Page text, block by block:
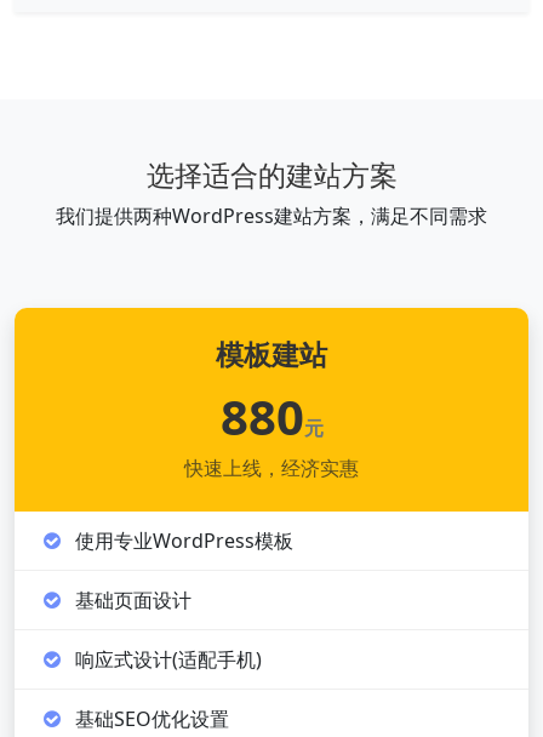
选择适合的建站方案
我们提供两种WordPress建站方案，满足不同需求
模板建站
880元
快速上线，经济实惠
使用专业WordPress模板
基础页面设计
响应式设计(适配手机)
基础SEO优化设置